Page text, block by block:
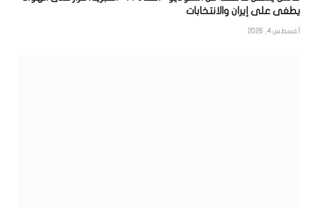
يطغى على إيران والانتخابات
أغسطس 4, 2026